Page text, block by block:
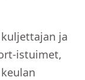
ja
istuimet,